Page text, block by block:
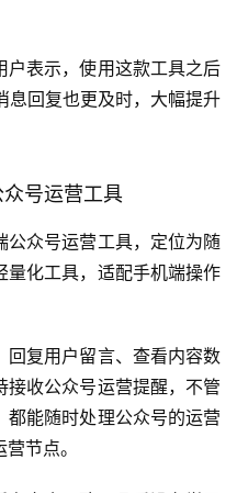
账号管理的运营工具，定
理，不用反复切换账号密
需求，操作流畅，适配浏
有基础的公众号运营经验就
称下载对应浏览器插件，安
号的团队或者个人，需要